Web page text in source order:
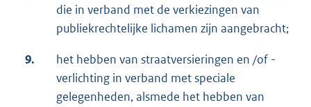
die in verband met de verkiezingen van
publiekrechtelijke lichamen zijn aangebracht;
9.
het hebben van straatversieringen en /of -
verlichting in verband met speciale
gelegenheden, alsmede het hebben van